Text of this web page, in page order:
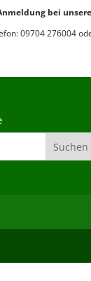
bei
09704 276004